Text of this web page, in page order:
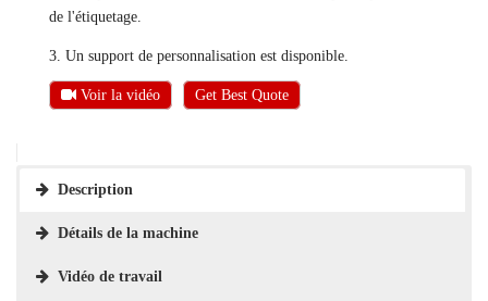
de l'étiquetage.
3. Un support de personnalisation est disponible.
Voir la vidéo Get Best Quote
Description
Détails de la machine
Vidéo de travail